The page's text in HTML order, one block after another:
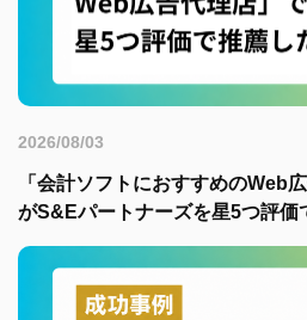
2026/08/03
「会計ソフトにおすすめのWeb
がS&Eパートナーズを星5つ評価